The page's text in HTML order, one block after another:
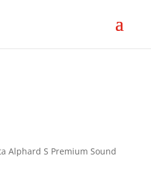
Alphard S Premium Sound